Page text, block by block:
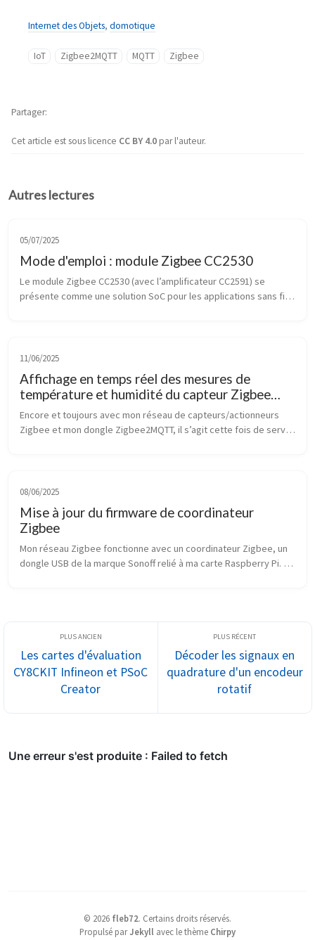
Internet des Objets, domotique
IoT Zigbee2MQTT MQTT Zigbee
Cet article est sous licence CC BY 4.0par l'auteur.
Partager
Autres lectures
05/07/2025
Mode d'emploi : module Zigbee CC2530
Le module Zigbee CC2530 (avec l’amplificateur CC2591) se
présente comme une solution SoC pour les applications sans fil
11/06/2025
Affichage en temps réel des mesures de
température et humidité du capteur Zigbee
SNZB-02P avec FastAPI et MQTT
Encore et toujours avec mon réseau de capteurs/actionneurs
Zigbee et mon dongle Zigbee2MQTT, il s’agit cette fois de servir
08/06/2025
Mise à jour du firmware de coordinateur
Zigbee
Mon réseau Zigbee fonctionne avec un coordinateur Zigbee, un
dongle USB de la marque Sonoff relié à ma carte Raspberry Pi.
Les cartes d'évaluation
CY8CKIT Infineon et PSoC
Creator
Décoder les signaux en
quadrature d'un encodeur
rotatif
© 2026 fleb72. Certains droits réservés.
Propulsé parJekyll avec le thème Chirpy